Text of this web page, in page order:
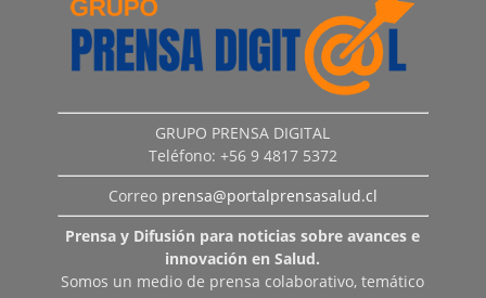
GRUPO PRENSA DIGITAL
Teléfono: +56 9 4817 5372
Correo prensa@portalprensasalud.cl
Prensa y Difusión para noticias sobre avances e
innovación en Salud.
Somos un medio de prensa colaborativo, temático